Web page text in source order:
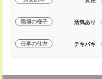
職場の様子 活気あり
仕事の仕方 テキパキ